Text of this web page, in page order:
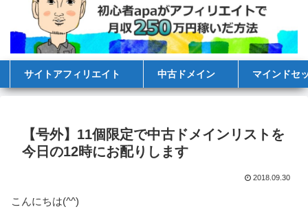
サイトアフィリエイト 中古ドメイン マインドセ
【号外】11個限定で中古ドメインリストを
今日の12時にお配りします
2018.09.30
こんにちは(^^)